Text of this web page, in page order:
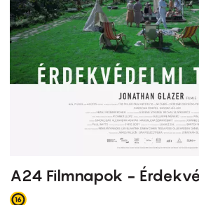
A24 Filmnapok -